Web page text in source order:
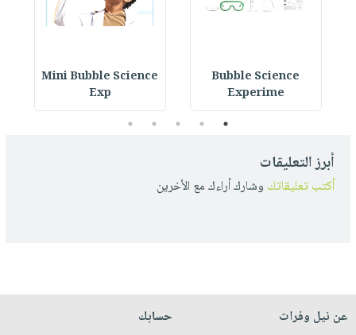
Bubble Science
Experime
Mini Bubble Science
Exp
1
2
3
4
5
أبرز التعليقات
أكتب تعليقاتك وشارك أراءك مع الأخرين
عن نيل وفرات
حسابك